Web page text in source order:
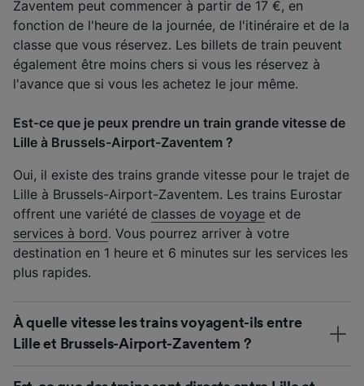
Zaventem peut commencer à partir de 17 €, en
fonction de l'heure de la journée, de l'itinéraire et de la
classe que vous réservez. Les billets de train peuvent
également être moins chers si vous les réservez à
l'avance que si vous les achetez le jour même.
Est-ce que je peux prendre un train grande vitesse de
Lille à Brussels-Airport-Zaventem ?
Oui, il existe des trains grande vitesse pour le trajet de
Lille à Brussels-Airport-Zaventem. Les trains Eurostar
offrent une variété de classes de voyage et de
services à bord. Vous pourrez arriver à votre
destination en 1 heure et 6 minutes sur les services les
plus rapides.
À quelle vitesse les trains voyagent-ils entre
Lille et Brussels-Airport-Zaventem ?